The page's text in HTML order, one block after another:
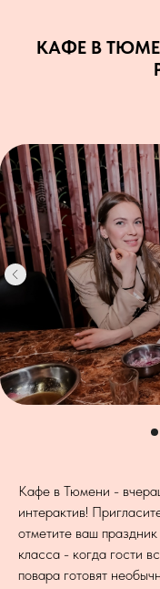
КАФЕ В
Кафе в Тюмени -
интерактив!
отметите ваш
класса - когда гости
повара готовят